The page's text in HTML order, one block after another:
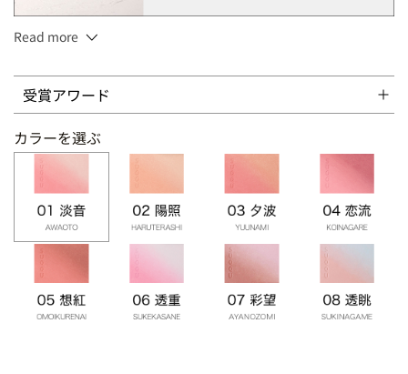
ブラシ付
Read more
受賞アワード
カラーを選ぶ